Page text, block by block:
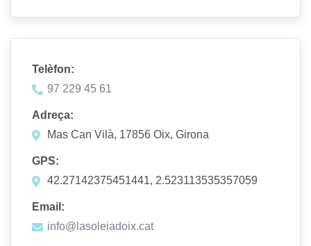
Telèfon:
97 229 45 61
Adreça:
Mas Can Vilà, 17856 Oix, Girona
GPS:
42.27142375451441, 2.523113535357059
Email:
info@lasoleiadoix.cat